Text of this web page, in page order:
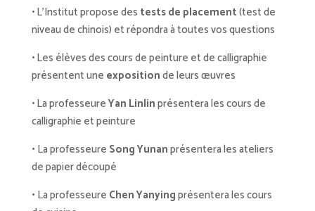
• L’Institut propose des tests de placement(test de
niveau de chinois) et répondra à toutes vos questions
• Les élèves des cours de peinture et de calligraphie
présentent une expositionde leurs œuvres
• La professeureYan Linlinprésentera les cours de
calligraphie et peinture
• La professeure Song Yunanprésentera les ateliers
de papier découpé
• La professeure Chen Yanyingprésentera les cours